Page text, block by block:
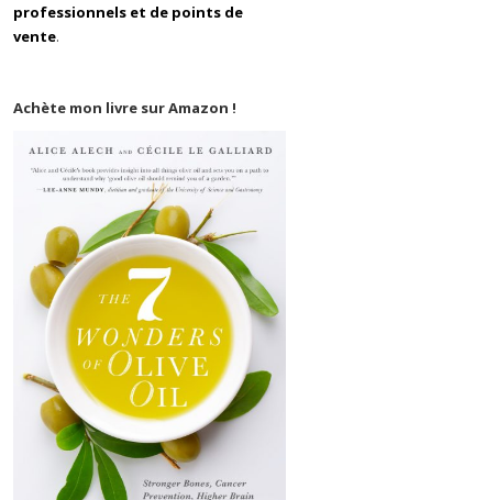
professionnels et de points de
vente.
Achète mon livre sur Amazon !